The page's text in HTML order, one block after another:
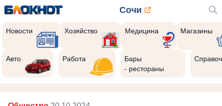
Сочи
Новости Хозяйство Медицина Магазины
Авто Работа
Бары
- рестораны